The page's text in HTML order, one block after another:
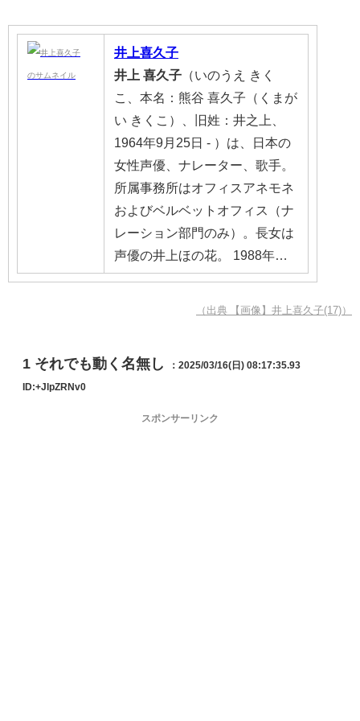
井上喜久子
井上 喜久子 （いのうえ きく
こ、本名：熊谷 喜久子（くまが
い きくこ）、旧姓：井之上、
1964年9月25日 - ）は、日本の
女性声優、ナレーター、歌手。
所属事務所はオフィスアネモネ
およびベルベットオフィス（ナ
レーション部門のみ）。長女は
声優の井上ほの花。 1988年…
（出典 【画像】井上喜久子(17)）
1 それでも動く名無し ：2025/03/16(日) 08:17:35.93
ID:+JlpZRNv0
スポンサーリンク